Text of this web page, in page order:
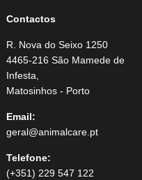
Contactos
R. Nova do Seixo 1250
4465-216 São Mamede de
Infesta,
Matosinhos - Porto
Email:
geral@animalcare.pt
Telefone:
(+351) 229 547 122